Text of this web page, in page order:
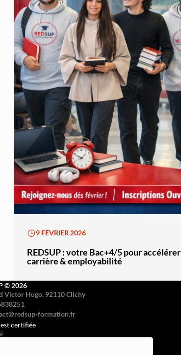
9 FÉVRIER 2026
REDSUP : votre Bac+4/5 pour accélérer
carrière & employabilité
© 2026
Victor Hugo, 92110 Clichy
certifiée